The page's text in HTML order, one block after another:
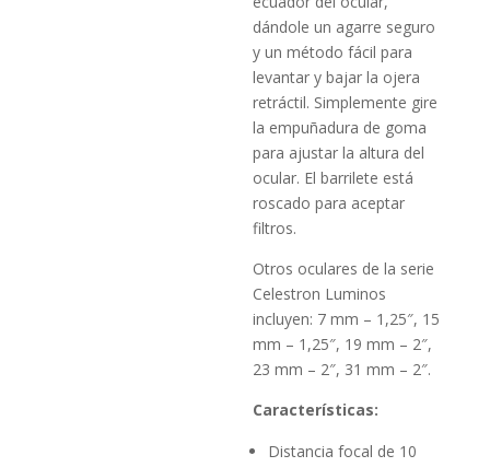
dándole un agarre seguro
y un método fácil para
levantar y bajar la ojera
retráctil. Simplemente gire
la empuñadura de goma
para ajustar la altura del
ocular. El barrilete está
roscado para aceptar
filtros.
Otros oculares de la serie
Celestron Luminos
incluyen: 7 mm – 1,25″, 15
mm – 1,25″, 19 mm – 2″,
23 mm – 2″, 31 mm – 2″.
Características:
Distancia focal de 10